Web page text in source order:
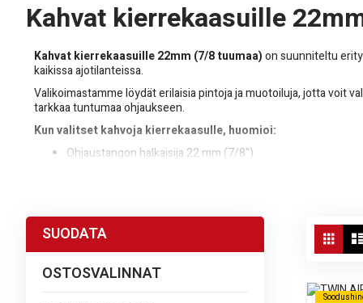
Kahvat kierrekaasuille
Kahvat kierrekaasuille 22mm (7/8 tuumaa)on suunniteltu
kaikissa ajotilanteissa.
Valikoimastamme löydät erilaisia pintoja ja muotoiluja, jotta voit
tarkkaa tuntumaa ohjaukseen.
Kun valitset kahvoja kierrekaasulle, huomioi:
Ohjaustangon halkaisija 22 mm (7/8")
Starmoto.fi tarjoaa laadukkaat varaosat ja tarvikkeet
View
as
SUODATA
OSTOSVALINNAT